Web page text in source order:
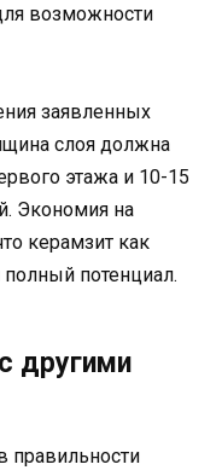
возможности
заявленных
слоя должна
этажа и 10-15
Экономия на
керамзит как
полный потенциал.
другими
правильности